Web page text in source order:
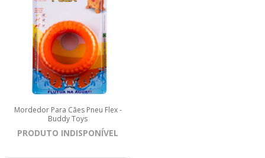
Mordedor Para Cães Pneu Flex -
Buddy Toys
PRODUTO INDISPONÍVEL